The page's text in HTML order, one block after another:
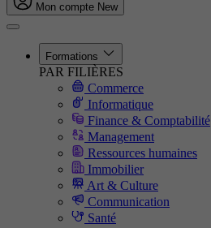
Mon compte New
Formations
PAR FILIÈRES
Commerce
Informatique
Finance & Comptabilité
Management
Ressources humaines
Immobilier
Art & Culture
Communication
Santé